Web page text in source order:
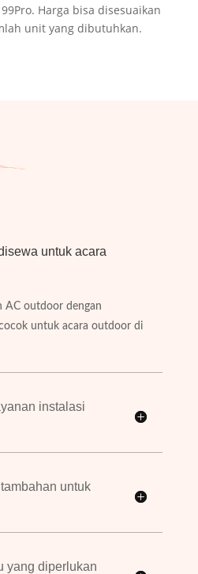
Harga bisa disesuaikan
unit yang dibutuhkan.
untuk acara
AC outdoor dengan
untuk acara outdoor di
instalasi
untuk
yang diperlukan